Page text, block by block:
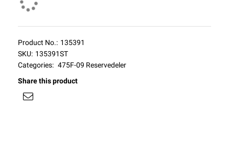
Product No.: 135391
SKU: 135391ST
Categories: 475F-09 Reservedeler
Share this product